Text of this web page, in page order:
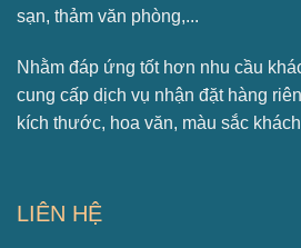
sạn, thảm văn phòng,...
Nhằm đáp ứng tốt hơn nhu cầu
cung cấp dịch vụ nhận đặt hàng
kích thước, hoa văn, màu sắc
LIÊN HỆ